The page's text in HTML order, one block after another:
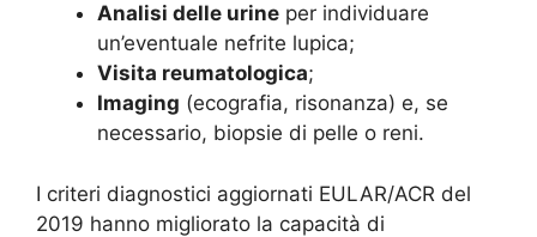
Analisi delle urine per individuare
un’eventuale nefrite lupica;
Visita reumatologica;
Imaging (ecografia, risonanza) e, se
necessario, biopsie di pelle o reni.
I criteri diagnostici aggiornati EULAR/ACR del
2019 hanno migliorato la capacità di